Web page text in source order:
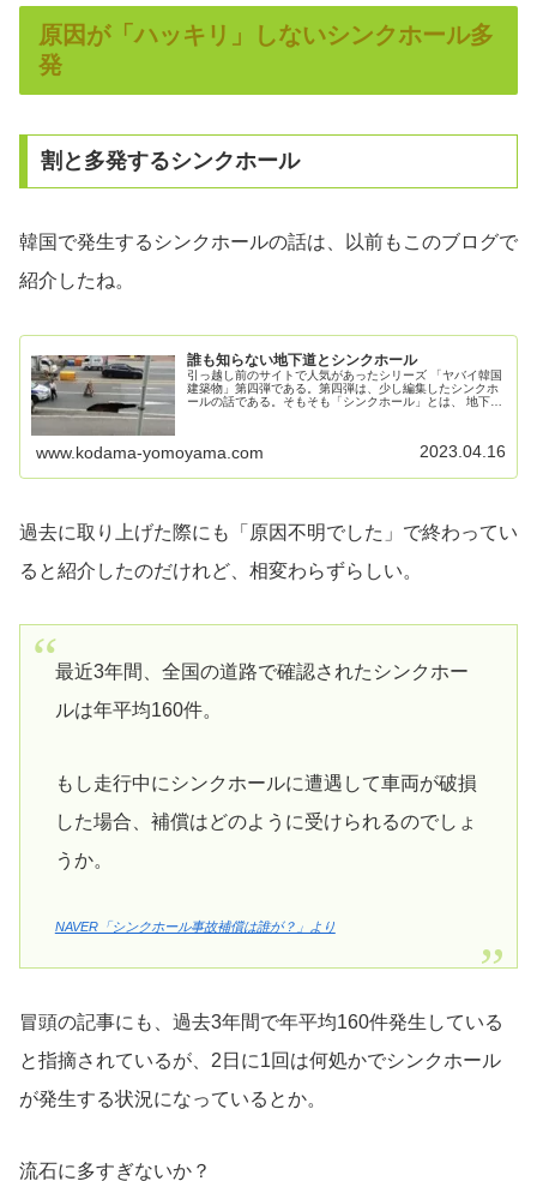
原因が「ハッキリ」しないシンクホール多
発
割と多発するシンクホール
韓国で発生するシンクホールの話は、以前もこのブログで
紹介したね。
誰も知らない地下道とシンクホール
引っ越し前のサイトで人気があったシリーズ 「ヤバイ韓国
建築物」第四弾である。第四弾は、少し編集したシンクホ
ールの話である。そもそも「シンクホール」とは、 地下に
www.kodama-yomoyama.com 2023.04.16
過去に取り上げた際にも「原因不明でした」で終わってい
ると紹介したのだけれど、相変わらずらしい。
最近3年間、全国の道路で確認されたシンクホー
ルは年平均160件。
もし走行中にシンクホールに遭遇して車両が破損
した場合、補償はどのように受けられるのでしょ
うか。
NAVER「シンクホール事故補償は誰が？」より
冒頭の記事にも、過去3年間で年平均160件発生している
と指摘されているが、2日に1回は何処かでシンクホール
が発生する状況になっているとか。
流石に多すぎないか？